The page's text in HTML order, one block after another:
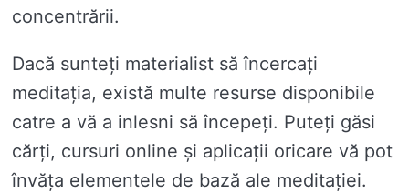
concentrării.
Dacă sunteți materialist să încercați
meditația, există multe resurse disponibile
catre a vă a inlesni să începeți. Puteți găsi
cărți, cursuri online și aplicații oricare vă pot
învăța elementele de bază ale meditației.